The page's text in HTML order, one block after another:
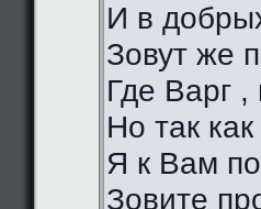
И в
Зовут же
Где Варг ,
Но так
Я к Вам
Зовите